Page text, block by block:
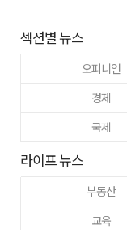
섹션별 뉴스
오피니언
경제
국제
라이프 뉴스
부동산
교육